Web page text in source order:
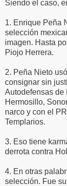
Siendo el caso,
1. Enrique Peña
selección
imagen. Hasta
Piojo Herrera.
2. Peña Nieto
consignar sin
Autodefensas de
Hermosillo,
narco y con el
Templarios.
3. Eso tiene
derrota contra
4. En otras
selección. Fue